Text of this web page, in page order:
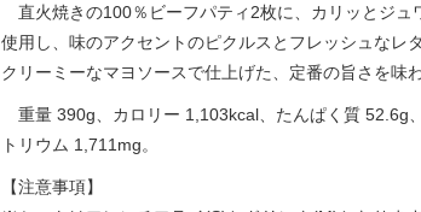
直火焼きの100％ビーフパティ2枚に、カリッとジュ
使用し、味のアクセントのピクルスとフレッシュなレ
クリーミーなマヨソースで仕上げた、定番の旨さを味
重量 390g、カロリー 1,103kcal、たんぱく質 52.6g
トリウム 1,711mg。
【注意事項】